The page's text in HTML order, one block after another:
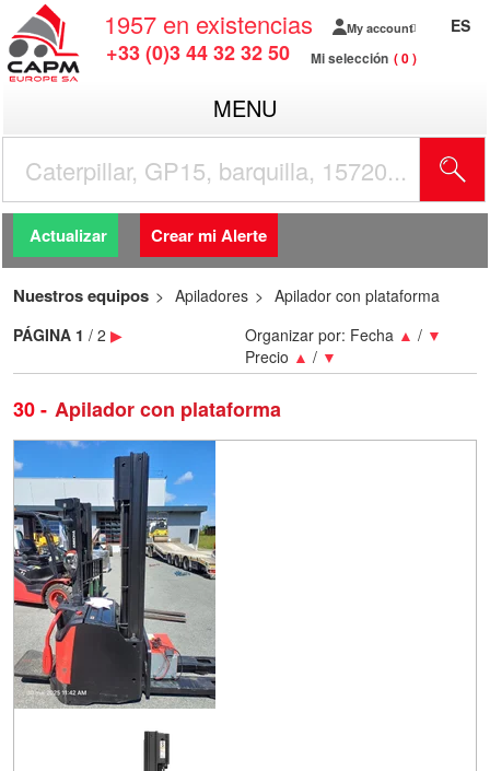
1957 en existencias
+33 (0)3 44 32 32 50
My account
Mi selección 0
ES
MENU
Actualizar Crear mi Alerte
Nuestros equipos Apiladores Apilador con plataforma
30 Apilador con plataforma
Organizar por: Fecha ▲ / ▼
Precio ▲ / ▼
PÁGINA 1 / 2 ▶